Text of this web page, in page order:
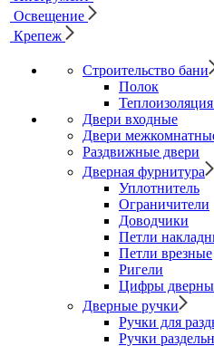
Освещение
Крепеж
Строительство бани
Полок
Двери входные
Двери
Раздвижные двери
Дверная фурнитура
Уплотнитель
Ограничители
Доводчики
Петли
Петли врезные
Ригели
Цифры
Дверные ручки
Ручки для
Ручки